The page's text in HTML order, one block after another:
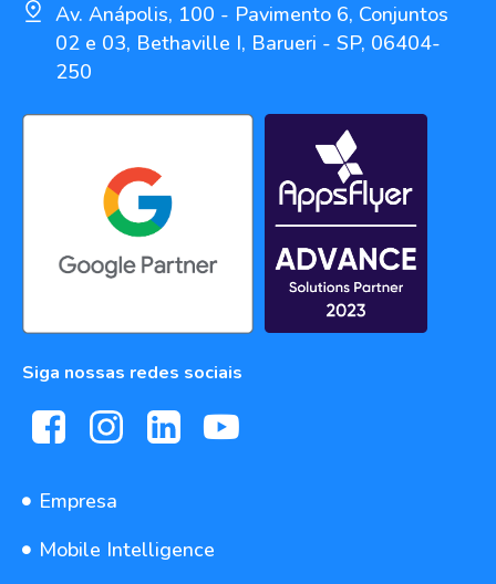
Av. Anápolis, 100 - Pavimento 6, Conjuntos
02 e 03, Bethaville I, Barueri - SP, 06404-
250
Siga nossas redes sociais
Empresa
Mobile Intelligence